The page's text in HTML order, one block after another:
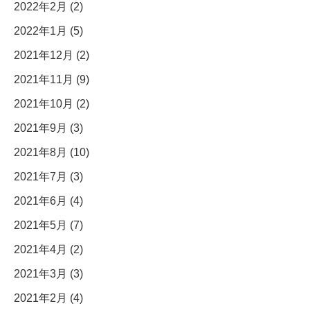
2022年2月 (2)
2022年1月 (5)
2021年12月 (2)
2021年11月 (9)
2021年10月 (2)
2021年9月 (3)
2021年8月 (10)
2021年7月 (3)
2021年6月 (4)
2021年5月 (7)
2021年4月 (2)
2021年3月 (3)
2021年2月 (4)